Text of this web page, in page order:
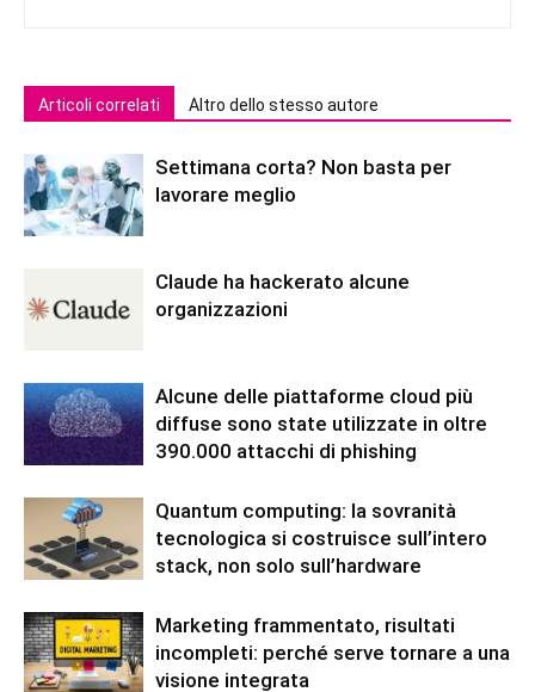
Articoli correlati Altro dello stesso autore
Settimana corta? Non basta per
lavorare meglio
Claude ha hackerato alcune
organizzazioni
Alcune delle piattaforme cloud più
diffuse sono state utilizzate in oltre
390.000 attacchi di phishing
Quantum computing: la sovranità
tecnologica si costruisce sull’intero
stack, non solo sull’hardware
Marketing frammentato, risultati
incompleti: perché serve tornare a una
visione integrata